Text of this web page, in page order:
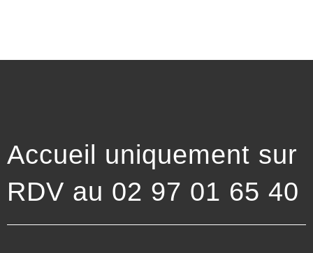
Accueil uniquement sur
RDV au 02 97 01 65 40